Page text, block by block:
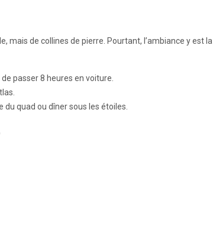
mais de collines de pierre. Pourtant, l’ambiance y est
passer 8 heures en voiture.
du quad ou dîner sous les étoiles.